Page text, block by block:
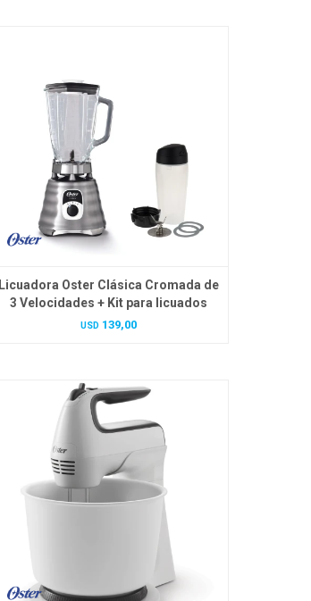
Licuadora Oster Clásica Cromada de
3 Velocidades + Kit para licuados
USD 139,00